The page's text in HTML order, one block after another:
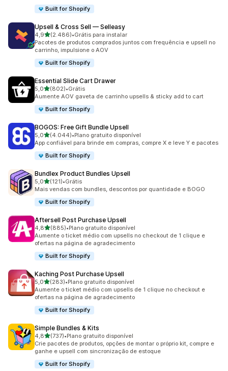
Built for Shopify
Upsell & Cross Sell — Selleasy
4,9de 5 estrelas
(2.486)
2486 avaliações ao todo
•Grátis para instalar
Pacotes de produtos comprados juntos com frequência e upsell no
carrinho, impulsione o AOV
Built for Shopify
Essential Slide Cart Drawer
5,0de 5 estrelas
(802)
802 avaliações ao todo
•Grátis
Aumente AOV gaveta de carrinho upsells & sticky add to cart
Built for Shopify
BOGOS: Free Gift Bundle Upsell
5,0de 5 estrelas
(4.044)
4044 avaliações ao todo
•Plano gratuito disponível
App confiável para brinde em compras, compre X e leve Y e pacotes
Built for Shopify
Bundlex Product Bundles Upsell
5,0de 5 estrelas
(121)
121 avaliações ao todo
•Grátis
Mais vendas com bundles, descontos por quantidade e BOGO
Built for Shopify
Aftersell Post Purchase Upsell
4,8de 5 estrelas
(885)
885 avaliações ao todo
•Plano gratuito disponível
Aumente o ticket médio com upsells no checkout de 1 clique e
ofertas na página de agradecimento
Built for Shopify
Kaching Post Purchase Upsell
5,0de 5 estrelas
(283)
283 avaliações ao todo
•Plano gratuito disponível
Aumente o ticket médio com upsells de 1 clique no checkout e
ofertas na página de agradecimento
Built for Shopify
Simple Bundles & Kits
4,8de 5 estrelas
(737)
737 avaliações ao todo
•Plano gratuito disponível
Crie pacotes de produtos, opções de montar o próprio kit, compre e
ganhe e upsell com sincronização de estoque
Built for Shopify